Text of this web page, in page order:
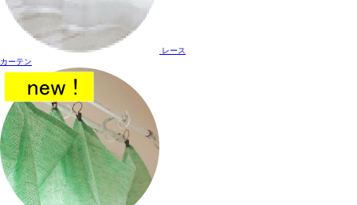
レース
カーテン